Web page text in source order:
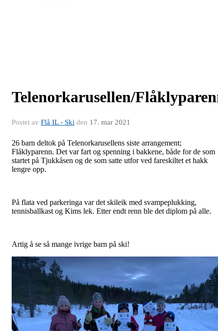
Telenorkarusellen/
Postet av Flå IL - Ski den 17. mar 2021
26 barn deltok på Telenorkarusellens siste arrangement;
Flåklyparenn. Det var fart og spenning i bakkene, både for de som
startet på Tjukkåsen og de som satte utfor ved fareskiltet et hakk
lengre opp.
På flata ved parkeringa var det skileik med svampeplukking,
tennisballkast og Kims lek. Etter endt renn ble det diplom på alle.
Artig å se så mange ivrige barn på ski!